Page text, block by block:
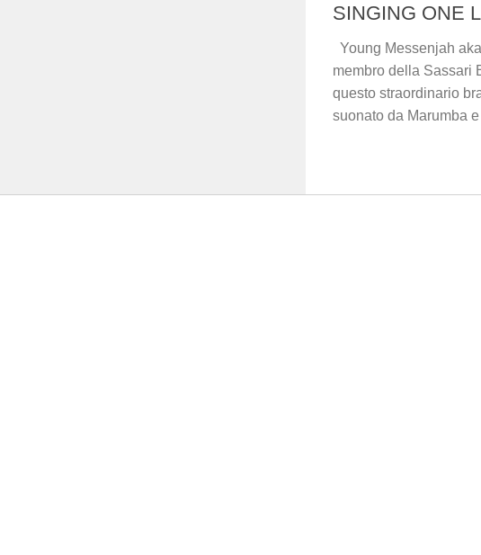
SINGING ONE
Young Messenjah
membro della Sassari
questo straordinario
suonato da Marumba